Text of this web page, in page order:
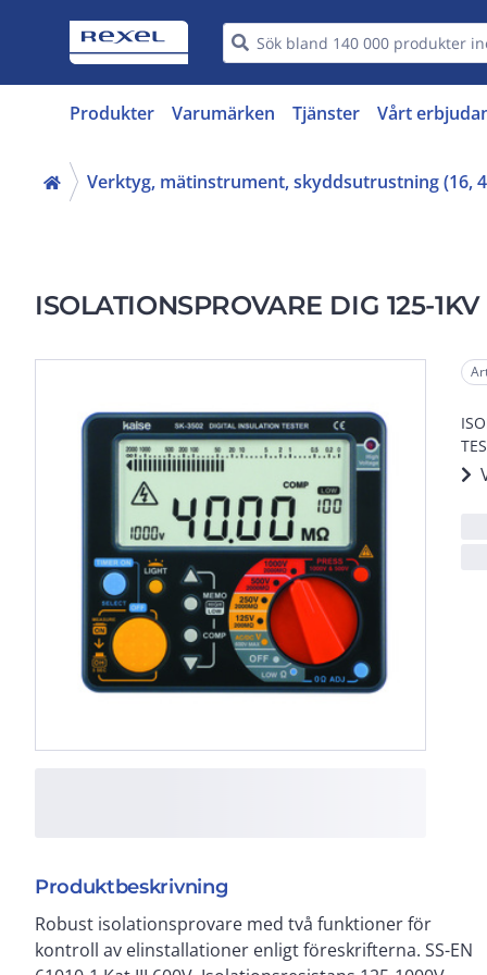
Produkter Varumärken Tjänster Vårt
Verktyg, mätinstrument, skyddsutrustning (16,
ISOLATIONSPROVARE DIG 125-1KV
Produktbeskrivning
Robust isolationsprovare med två funktioner för
kontroll av elinstallationer enligt föreskrifterna. SS-EN
Kontinuitet > 200mA. Minne för 100 mätvärden. Lev.